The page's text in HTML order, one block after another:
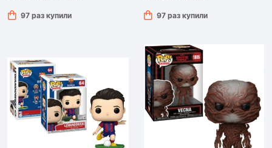
97 раз купили 97 раз купили